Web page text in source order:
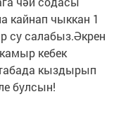
кайнап чыккан 1
су салабыз.Әкрен
кебек
кыздырып
булсын!